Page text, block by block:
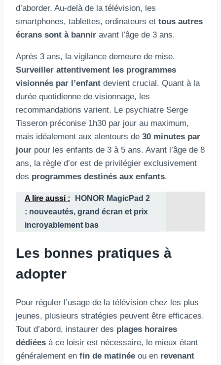
d’aborder. Au-delà de la télévision, les
smartphones, tablettes, ordinateurs et tous autres
écrans sont à bannir avant l’âge de 3 ans.
Après 3 ans, la vigilance demeure de mise.
Surveiller attentivement les programmes
visionnés par l’enfant devient crucial. Quant à la
durée quotidienne de visionnage, les
recommandations varient. Le psychiatre Serge
Tisseron préconise 1h30 par jour au maximum,
mais idéalement aux alentours de 30 minutes par
jour pour les enfants de 3 à 5 ans. Avant l’âge de 8
ans, la règle d’or est de privilégier exclusivement
des programmes destinés aux enfants.
A lire aussi :
HONOR MagicPad 2
: nouveautés, grand écran et prix
incroyablement bas
Les bonnes pratiques à
adopter
Pour réguler l’usage de la télévision chez les plus
jeunes, plusieurs stratégies peuvent être efficaces.
Tout d’abord, instaurer des plages horaires
dédiées à ce loisir est nécessaire, le mieux étant
généralement en fin de matinée ou en revenant